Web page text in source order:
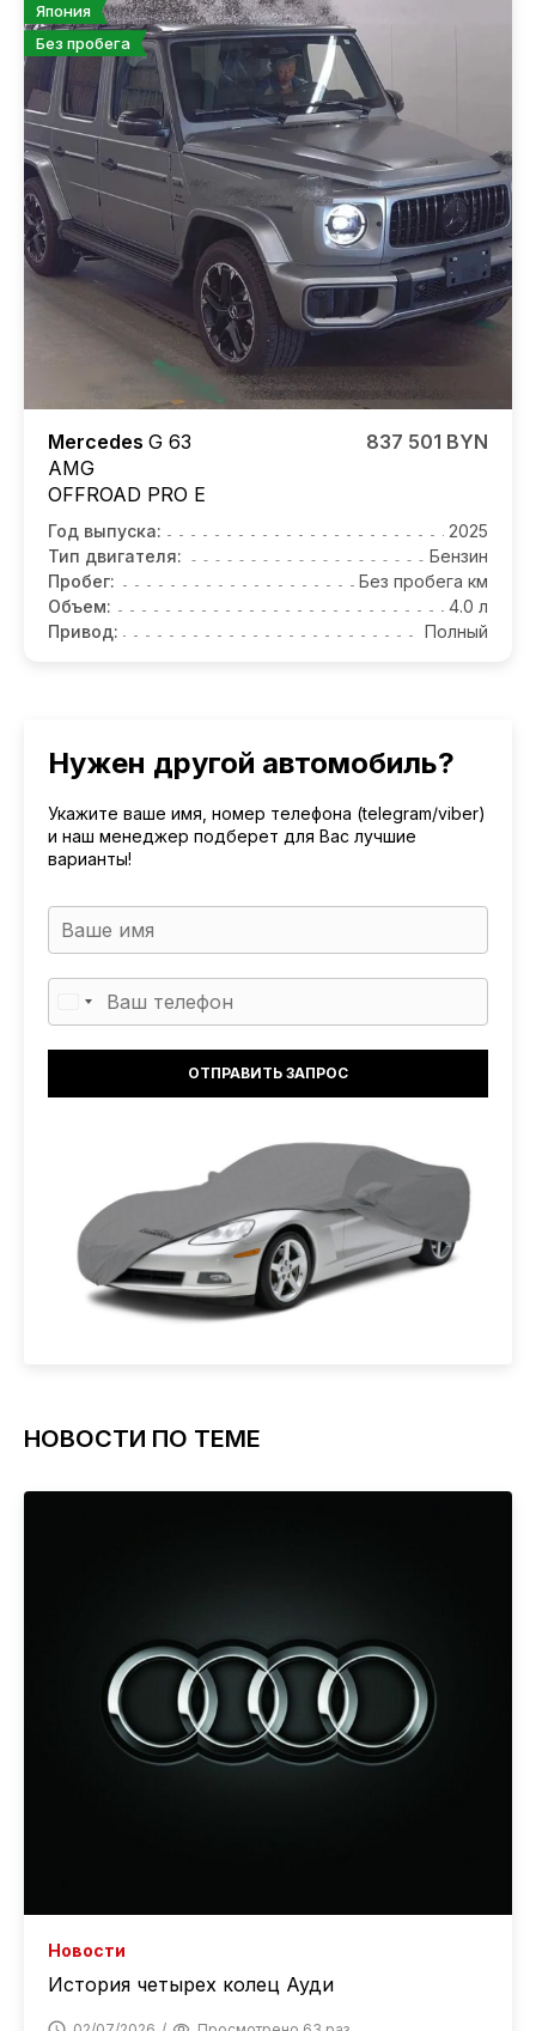
Япония
Без пробега
Mercedes G 63
AMG
OFFROAD PRO E
837 501 BYN
Год выпуска:
2025
Тип двигателя:
Бензин
Пробег:
Без пробега км
Объем:
4.0 л
Привод:
Полный
Нужен другой автомобиль?
Укажите ваше имя, номер телефона (telegram/viber)
и наш менеджер подберет для Вас лучшие
варианты!
НОВОСТИ ПО ТЕМЕ
Новости
История четырех колец Ауди